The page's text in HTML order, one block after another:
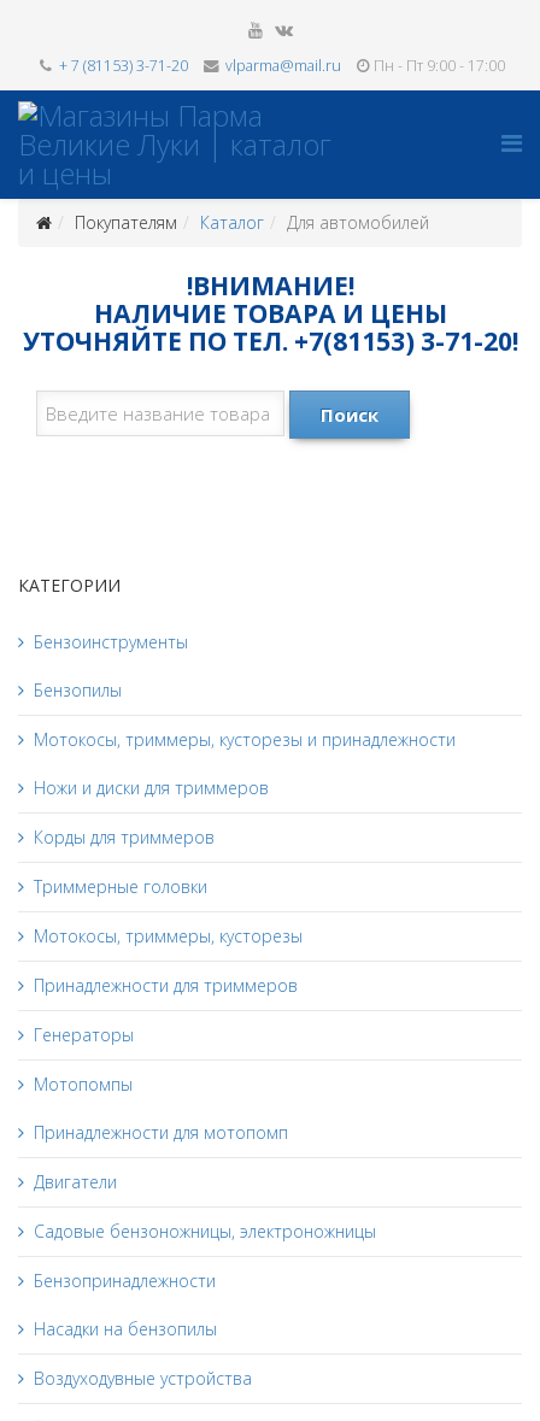
+ 7 (81153) 3-71-20 vlparma@mail.ru Пн - Пт 9:00 - 17:00
Покупателям Каталог Для автомобилей
!ВНИМАНИЕ!
НАЛИЧИЕ ТОВАРА И ЦЕНЫ
УТОЧНЯЙТЕ ПО ТЕЛ. +7(81153) 3-71-20!
Поиск
КАТЕГОРИИ
Бензоинструменты
Бензопилы
Мотокосы, триммеры, кусторезы и принадлежности
Ножи и диски для триммеров
Корды для триммеров
Триммерные головки
Мотокосы, триммеры, кусторезы
Принадлежности для триммеров
Генераторы
Мотопомпы
Принадлежности для мотопомп
Двигатели
Садовые бензоножницы, электроножницы
Бензопринадлежности
Насадки на бензопилы
Воздуходувные устройства